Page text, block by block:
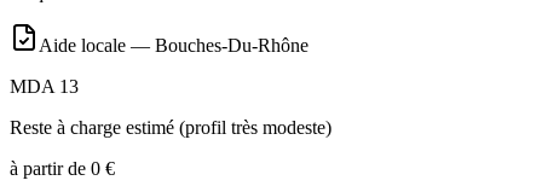
Aide locale — Bouches-Du-Rhône
MDA 13
Reste à charge estimé (profil très modeste)
à partir de 0 €